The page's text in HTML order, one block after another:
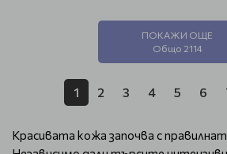
ПОКАЖИ ОЩЕ
Общо 2114
1 2 3 4 5 6
Красивата кожа започва с